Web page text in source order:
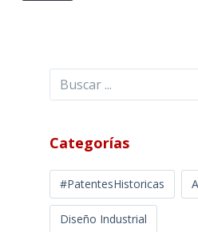
Buscar
Categorías
#PatentesHistoricas
Diseño Industrial